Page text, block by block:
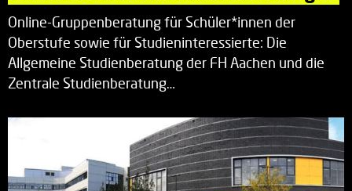
Online-Gruppenberatung für Schüler*innen der
Oberstufe sowie für Studieninteressierte: Die
Allgemeine Studienberatung der FH Aachen und die
Zentrale Studienberatung…